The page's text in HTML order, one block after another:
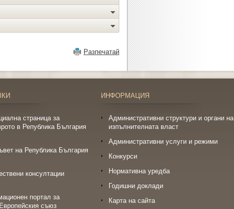
Разпечатай
страница за
в Република България
на Република България
консултации
портал за
съюз
ИНФОРМАЦИЯ
Административни структури и органи на
изпълнителната власт
Административни услуги и режими
Конкурси
Нормативна уредба
Годишни доклади
Карта на сайта